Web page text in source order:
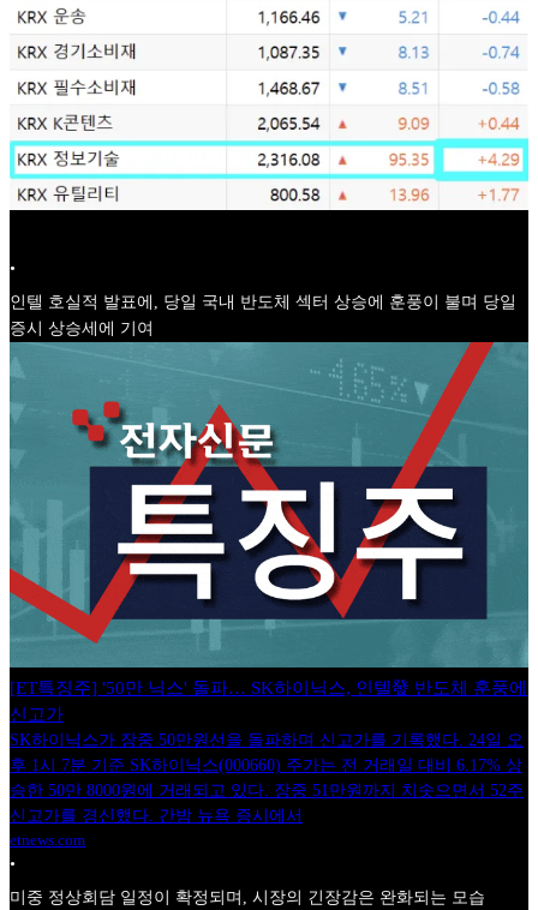
•
인텔 호실적 발표에, 당일 국내 반도체 섹터 상승에 훈풍이 불며 당일
증시 상승세에 기여
[ET특징주] '50만 닉스' 돌파… SK하이닉스, 인텔發 반도체 훈풍에
신고가
SK하이닉스가 장중 50만원선을 돌파하며 신고가를 기록했다. 24일 오
후 1시 7분 기준 SK하이닉스(000660) 주가는 전 거래일 대비 6.17% 상
승한 50만 8000원에 거래되고 있다. 장중 51만원까지 치솟으면서 52주
신고가를 경신했다. 간밤 뉴욕 증시에서
etnews.com
•
미중 정상회담 일정이 확정되며, 시장의 긴장감은 완화되는 모습